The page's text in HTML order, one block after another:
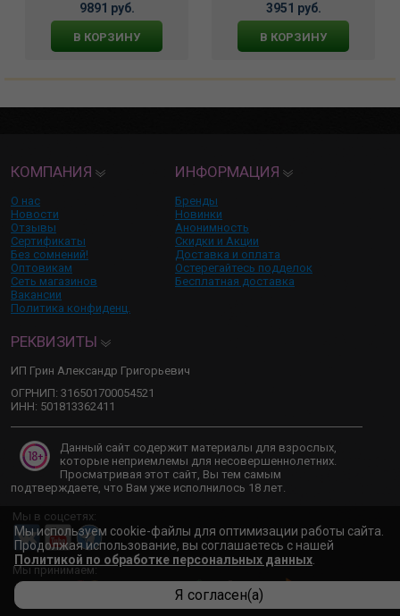
9891 руб.
В КОРЗИНУ
3951 руб.
В КОРЗИНУ
КОМПАНИЯ
О нас
Новости
Отзывы
Сертификаты
Без сомнений!
Оптовикам
Сеть магазинов
Вакансии
Политика конфиденц.
ИНФОРМАЦИЯ
Бренды
Новинки
Анонимность
Скидки и Акции
Доставка и оплата
Остерегайтесь подделок
Бесплатная доставка
РЕКВИЗИТЫ
ИП Грин Александр Григорьевич
ОГРНИП: 316501700054521
ИНН: 501813362411
Данный сайт содержит материалы для взрослых,
которые неприемлемы для несовершеннолетних.
Просматривая этот сайт, Вы тем самым
подтверждаете, что Вам уже исполнилось 18 лет.
Мы в соцсетях:
Мы принимаем:
Мы используем cookie-файлы для оптимизации работы сайта.
Продолжая использование, вы соглашаетесь с нашей
Политикой по обработке персональных данных
Я согласен(а)